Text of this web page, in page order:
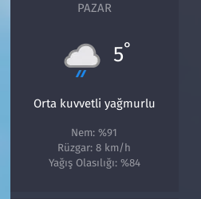
PAZAR
5°
Orta kuvvetli yağmurlu
Nem: %91
Rüzgar: 8 km/h
Yağış Olasılığı: %84